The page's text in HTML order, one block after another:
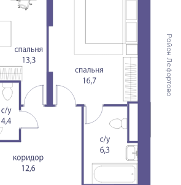
Район Лефортово